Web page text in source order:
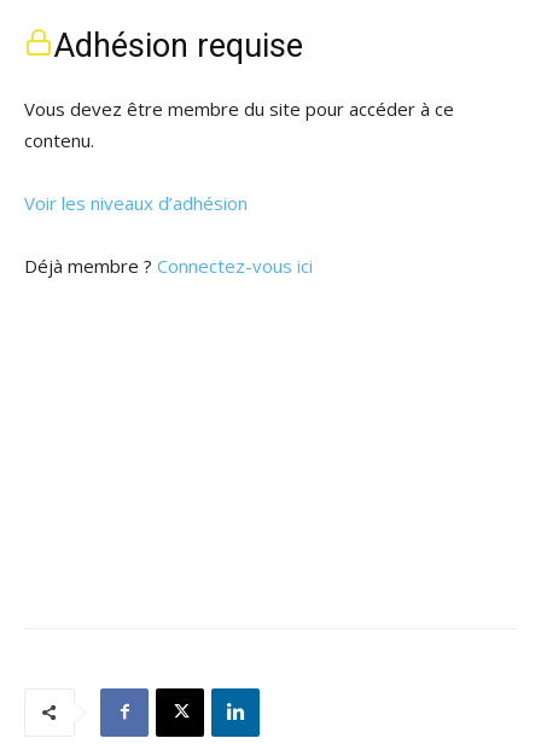
Adhésion requise
Vous devez être membre du site pour accéder à ce
contenu.
Voir les niveaux d’adhésion
Déjà membre ? Connectez-vous ici